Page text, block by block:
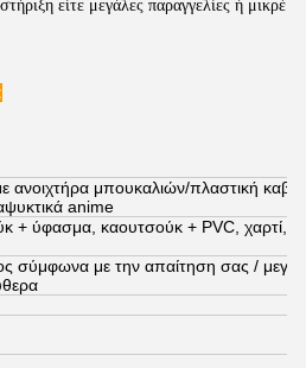
είτε μεγάλες παραγγελίες ή μικρέ
ανοιχτήρα μπουκαλιών/πλαστική
anime
+ ύφασμα, καουτσούκ + PVC, χαρτί,
σύμφωνα με την απαίτηση σας /